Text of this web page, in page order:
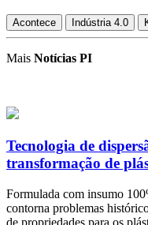
Acontece Indústria 4.0
Mais Notícias PI
Tecnologia de
transformação de
Formulada com insumo
contorna problemas
de propriedades para os